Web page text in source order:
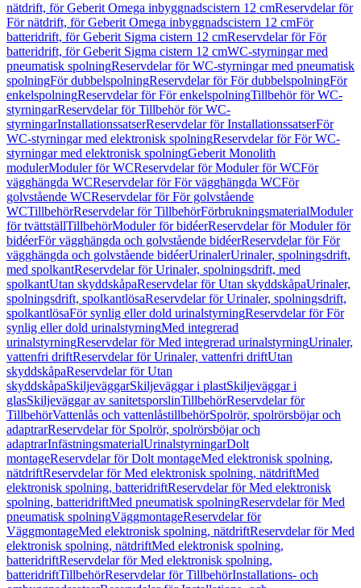
nätdrift, för Geberit Omega inbyggnadscistern 12 cmReservdelar för
För nätdrift, för Geberit Omega inbyggnadscistern 12 cmFör
batteridrift, för Geberit Sigma cistern 12 cmReservdelar för För
batteridrift, för Geberit Sigma cistern 12 cmWC-styrningar med
pneumatisk spolningReservdelar för WC-styrningar med pneumatisk
spolningFör dubbelspolningReservdelar för För dubbelspolningFör
enkelspolningReservdelar för För enkelspolningTillbehör för WC-
styrningarReservdelar för Tillbehör för WC-
styrningarInstallationssatserReservdelar för InstallationssatserFör
WC-styrningar med elektronisk spolningReservdelar för För WC-
styrningar med elektronisk spolningGeberit Monolith
modulerModuler för WCReservdelar för Moduler för WCFör
vägghängda WCReservdelar för För vägghängda WCFör
golvstående WCReservdelar för För golvstående
WCTillbehörReservdelar för TillbehörFörbrukningsmaterialModuler
för tvättställTillbehörModuler för bidéerReservdelar för Moduler för
bidéerFör vägghängda och golvstående bidéerReservdelar för För
vägghängda och golvstående bidéerUrinalerUrinaler, spolningsdrift,
med spolkantReservdelar för Urinaler, spolningsdrift, med
spolkantUtan skyddskåpaReservdelar för Utan skyddskåpaUrinaler,
spolningsdrift, spolkantlösaReservdelar för Urinaler, spolningsdrift,
spolkantlösaFör synlig eller dold urinalstyrningReservdelar för För
synlig eller dold urinalstyrningMed integrerad
urinalstyrningReservdelar för Med integrerad urinalstyrningUrinaler,
vattenfri driftReservdelar för Urinaler, vattenfri driftUtan
skyddskåpaReservdelar för Utan
skyddskåpaSkiljeväggarSkiljeväggar i plastSkiljeväggar i
glasSkiljeväggar av sanitetsporslinTillbehörReservdelar för
TillbehörVattenlås och vattenlåstillbehörSpolrör, spolrörsböjar och
adaptrarReservdelar för Spolrör, spolrörsböjar och
adaptrarInfästningsmaterialUrinalstyrningarDolt
montageReservdelar för Dolt montageMed elektronisk spolning,
nätdriftReservdelar för Med elektronisk spolning, nätdriftMed
elektronisk spolning, batteridriftReservdelar för Med elektronisk
spolning, batteridriftMed pneumatisk spolningReservdelar för Med
pneumatisk spolningVäggmontageReservdelar för
VäggmontageMed elektronisk spolning, nätdriftReservdelar för Med
elektronisk spolning, nätdriftMed elektronisk spolning,
batteridriftReservdelar för Med elektronisk spolning,
batteridriftTillbehörReservdelar för TillbehörInstallations- och